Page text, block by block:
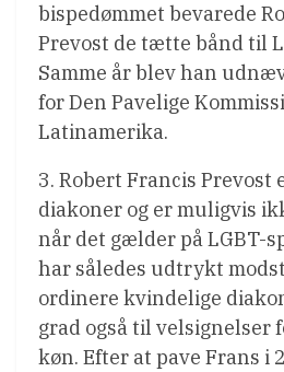
bispedømmet bevarede
Prevost de tætte bånd til
Samme år blev han
for Den Pavelige
Latinamerika.
3. Robert Francis Prevost
diakoner og er muligvis
når det gælder på LGBT-
har således udtrykt
ordinere kvindelige
grad også til velsignelser
køn. Efter at pave Frans i